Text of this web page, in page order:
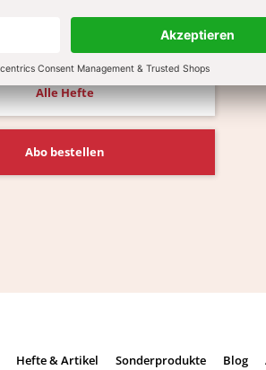
Alle Hefte
Abo bestellen
Hefte & Artikel Sonderprodukte Blog